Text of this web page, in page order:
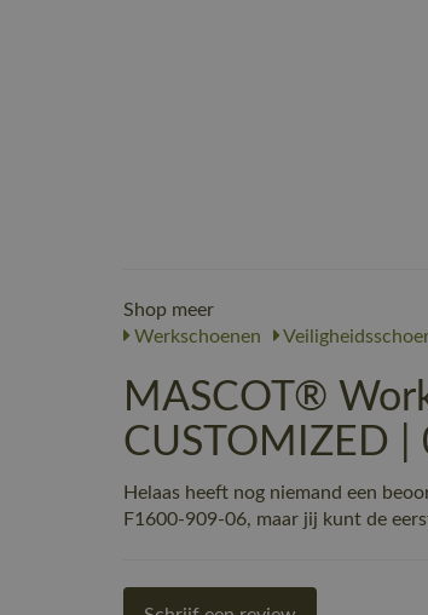
Shop meer
Werkschoenen
MASCOT®
CUSTOMIZED
Helaas heeft nog niemand een
F1600-909-06, maar jij kunt de